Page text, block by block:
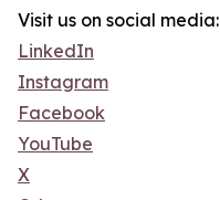
Visit us on social media:
LinkedIn
Instagram
Facebook
YouTube
X